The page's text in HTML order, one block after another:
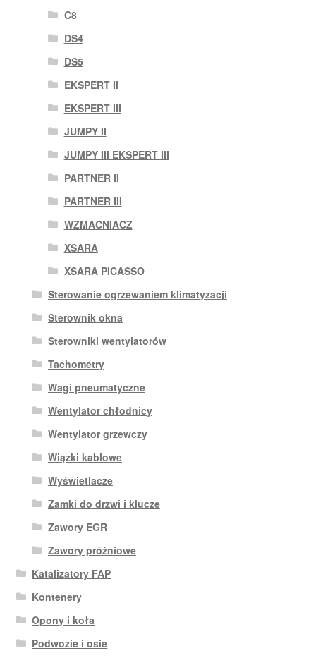
C8
DS4
DS5
EKSPERT II
EKSPERT III
JUMPY II
JUMPY III EKSPERT III
PARTNER II
PARTNER III
WZMACNIACZ
XSARA
XSARA PICASSO
Sterowanie ogrzewaniem klimatyzacji
Sterownik okna
Sterowniki wentylatorów
Tachometry
Wagi pneumatyczne
Wentylator chłodnicy
Wentylator grzewczy
Wiązki kablowe
Wyświetlacze
Zamki do drzwi i klucze
Zawory EGR
Zawory próżniowe
Katalizatory FAP
Kontenery
Opony i koła
Podwozie i osie